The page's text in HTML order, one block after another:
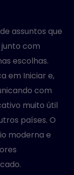
assuntos que
com
escolhas.
em Iniciar e,
com
muito útil
países. O
moderna e